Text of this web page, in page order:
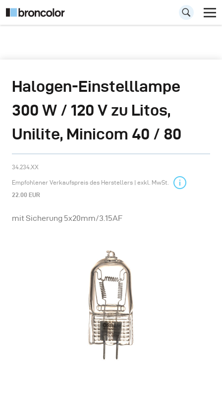
Halogen-Einstelllampe
300 W / 120 V zu Litos,
Unilite, Minicom 40 / 80
34.234.XX
Empfohlener Verkaufspreis des Herstellers | exkl. MwSt.
22.00 EUR
mit Sicherung 5x20mm/3.15AF